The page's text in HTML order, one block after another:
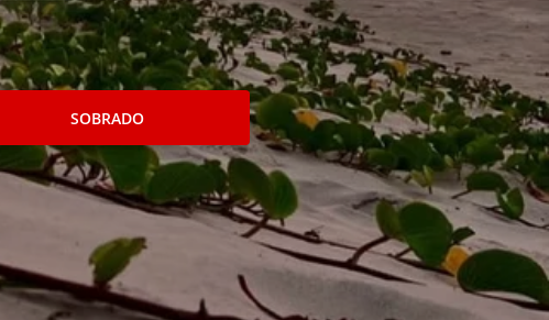
SOBRADO